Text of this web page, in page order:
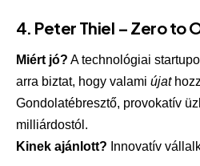
4. Peter Thiel – Zero to
Miért jó? A technológiai
arra biztat, hogy valami újat
Gondolatébresztő, provokatív
milliárdostól.
Kinek ajánlott? Innovatív